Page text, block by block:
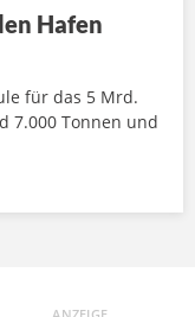
Hafen
für das 5 Mrd.
7.000 Tonnen und